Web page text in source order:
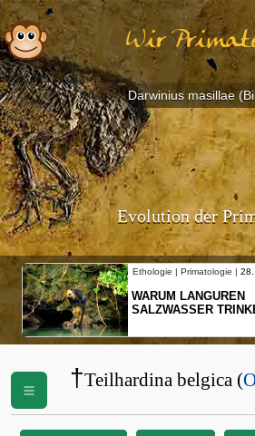
Wir
Evolution der
Ethologie | Primatologie |28.10.2024
WARUM LANGUREN
SALZWASSER TRINKEN
Darwinius masillae
†Teilhardina belgica (